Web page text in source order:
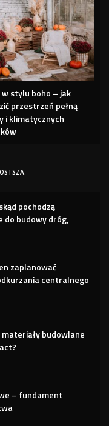
w stylu boho – jak
przestrzeń pełną
i klimatycznych
pochodzą
do budowy dróg,
zaplanować
centralnego
budowlane
– fundament